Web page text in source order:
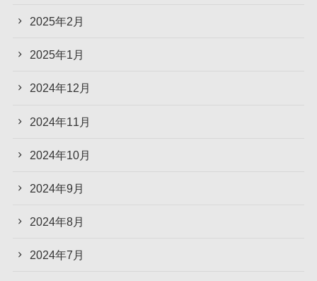
2025年2月
2025年1月
2024年12月
2024年11月
2024年10月
2024年9月
2024年8月
2024年7月